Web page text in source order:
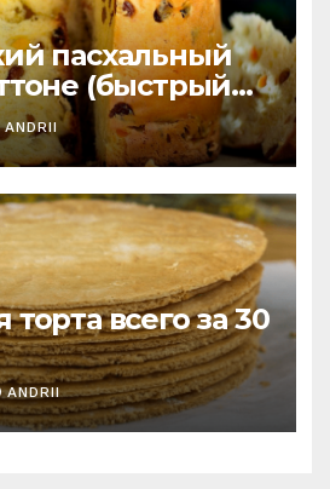
пасхальный
(быстрый
ANDRII
всего за 30
ANDRII